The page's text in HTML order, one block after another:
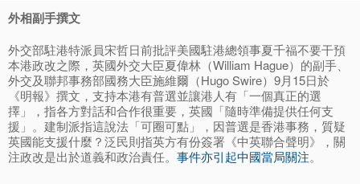
外相副手撰文
外交部駐港特派員宋哲日前批評美國駐港總領事夏千福不要干預
本港政改之際，英國外交大臣夏偉林（William Hague）的副手、
外交及聯邦事務部國務大臣施維爾（Hugo Swire）9月15日於
《明報》撰文，支持本港有普選並讓港人有「一個真正的選
擇」，指各方對話和合作很重要，英國「隨時準備提供任何支
援」。建制派指這說法「可圈可點」，因普選是香港事務，質疑
英國能支援什麼？泛民則指英方有份簽署《中英聯合聲明》，關
注政改是出於道義和政治責任。 事件亦引起中國當局關注。